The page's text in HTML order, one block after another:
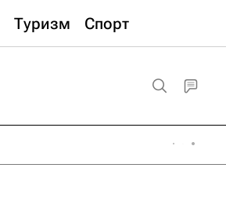
Туризм Спорт